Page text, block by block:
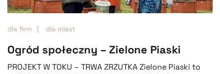
dla firm dla miast
Ogród społeczny – Zielone Piaski
PROJEKT W TOKU – TRWA ZRZUTKA Zielone Piaski to